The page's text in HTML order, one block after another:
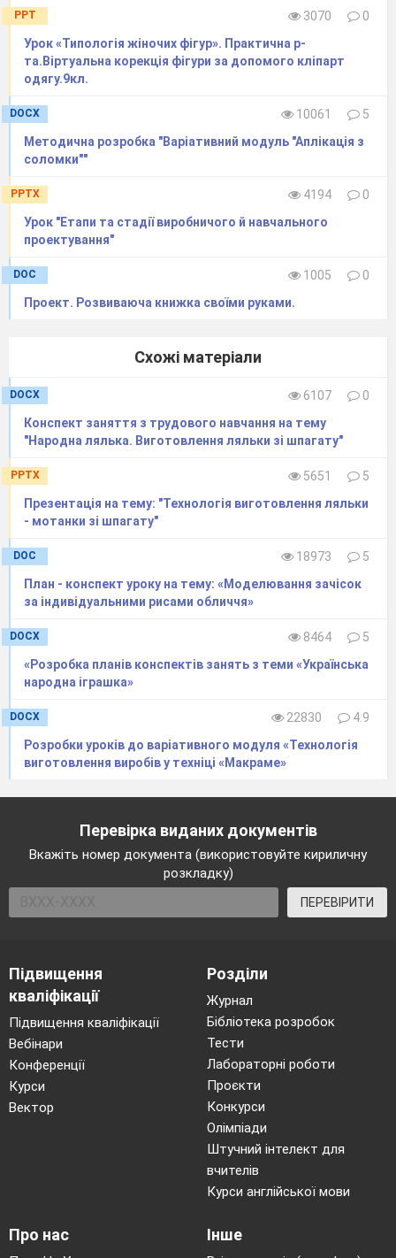
Кросворд «Шви
петель швейного виробу та зрізів
походить від спеціальних круглих
льоровими нитками у декілька
По вертикалі: 1.Шов, що
щільно прилягають один до одного.
Відповіді класти у скриню, яка
на вахті. Переможцями будуть
на цьому тижні.
Тиждень
Тема: Технологія
1
Найпростіший елемент будь-
з двома наки
дами, схрещений.
матеріалу, з якого він зроблений.
PPT 3070
0
Урок «Типологія жіночих фігур». Практична р-
та.Віртуальна корекція фігури за допомого кліпарт
одягу.9кл.
DOCX 10061
5
Методична розробка "Варіативний модуль "Аплікація з
соломки""
PPTX 4194
0
Урок "Етапи та стадії виробничого й навчального
проектування"
DOC 1005
0
Проект. Розвиваюча книжка своїми руками.
Схожі матеріали
DOCX 6107
0
Конспект заняття з трудового навчання на тему
"Народна лялька. Виготовлення ляльки зі шпагату"
PPTX 5651
5
Презентація на тему: "Технологія виготовлення ляльки
- мотанки зі шпагату"
DOC 18973
5
План - конспект уроку на тему: «Моделювання зачісок
за індивідуальними рисами обличчя»
DOCX 8464
5
«Розробка планів конспектів занять з теми «Українська
народна іграшка»
DOCX 22830
4.9
Розробки уроків до варіативного модуля «Технологія
виготовлення виробів у техніці «Макраме»
Перевірка виданих документів
Вкажіть номер документа (використовуйте кириличну
розкладку)
ПЕРЕВІРИТИ
Підвищення
кваліфікації
Підвищення кваліфікації
Вебінари
Конференції
Курси
Вектор
Розділи
Журнал
Бібліотека розробок
Тести
Лабораторні роботи
Проєкти
Конкурси
Олімпіади
Штучний інтелект для
вчителів
Курси англійської мови
Про нас Інше